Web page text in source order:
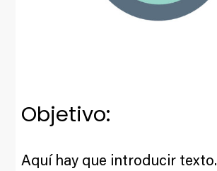
Objetivo:
Aquí hay que introducir texto.